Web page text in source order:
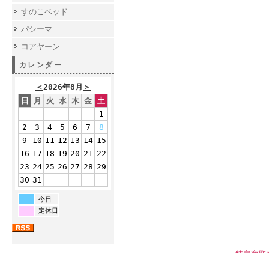
すのこベッド
パシーマ
コアヤーン
カレンダー
＜2026年8月 ＞
日
月 火 水 木 金 土
1
2
3 4 5 6 7
8
9
10 11 12 13 14 15
16 17 18 19 20 21 22
23 24 25 26 27 28 29
30 31
今日
定休日